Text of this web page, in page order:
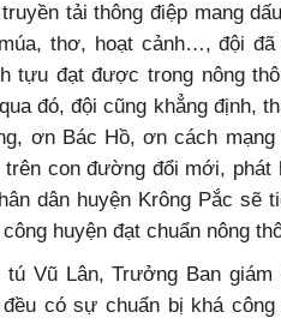
tải thông điệp mang
thơ, hoạt cảnh…, đội
tựu đạt được trong nông
đó, đội cũng khẳng định,
ơn Bác Hồ, ơn cách
con đường đổi mới,
dân huyện Krông Pắc sẽ
huyện đạt chuẩn nông
tú Vũ Lân, Trưởng Ban
có sự chuẩn bị khá